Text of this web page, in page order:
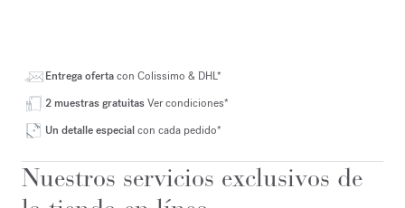
Entrega ofertacon Colissimo & DHL*
2 muestras gratuitasVer condiciones*
Un detalle especialcon cada pedido*
Nuestros servicios exclusivos de